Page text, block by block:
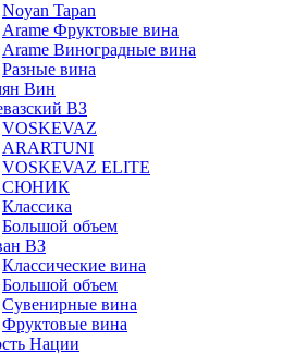
Noyan Tapan
Arame Фруктовые вина
Arame Виноградные вина
Разные вина
Вин
ВЗ
VOSKEVAZ
ARARTUNI
VOSKEVAZ ELITE
СЮНИК
Классика
Большой объем
ВЗ
Классические вина
Большой объем
Сувенирные вина
Фруктовые вина
Нации